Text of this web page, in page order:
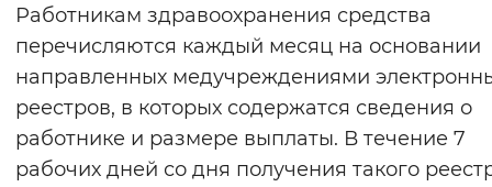
Работникам здравоохранения средства
перечисляются каждый месяц на основании
направленных медучреждениями
реестров, в которых содержатся сведения о
работнике и размере выплаты. В течение 7
рабочих дней со дня получения такого